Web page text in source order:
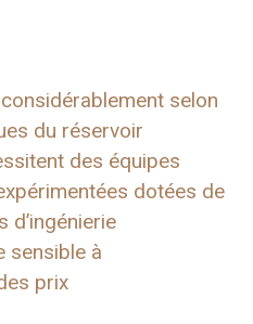
selon
du réservoir
des équipes
dotées de
d’ingénierie
sensible à
prix